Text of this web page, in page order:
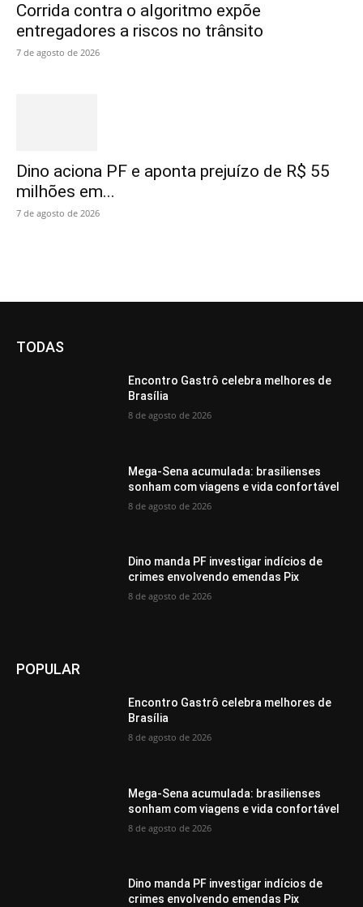
Corrida contra o algoritmo expõe
entregadores a riscos no trânsito
7 de agosto de 2026
Dino aciona PF e aponta prejuízo de R$ 55
milhões em...
7 de agosto de 2026
TODAS
Encontro Gastrô celebra melhores de
Brasília
8 de agosto de 2026
Mega-Sena acumulada: brasilienses
sonham com viagens e vida confortável
8 de agosto de 2026
Dino manda PF investigar indícios de
crimes envolvendo emendas Pix
8 de agosto de 2026
POPULAR
Encontro Gastrô celebra melhores de
Brasília
8 de agosto de 2026
Mega-Sena acumulada: brasilienses
sonham com viagens e vida confortável
8 de agosto de 2026
Dino manda PF investigar indícios de
crimes envolvendo emendas Pix